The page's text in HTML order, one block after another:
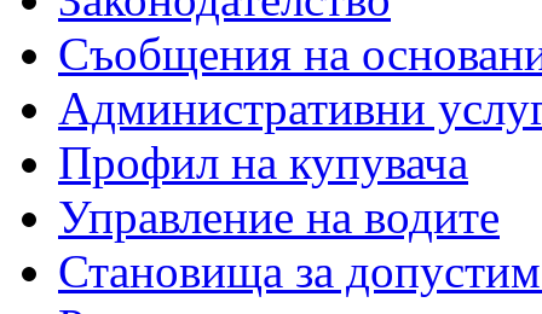
Съобщения на
Административни
Профил на купувача
Управление на водите
Становища за